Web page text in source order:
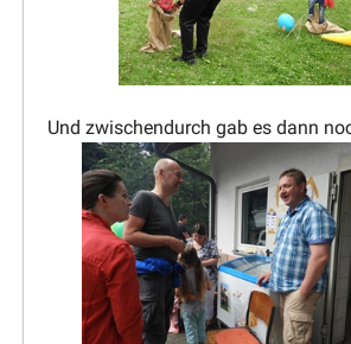
Und zwischen­durch gab es dann